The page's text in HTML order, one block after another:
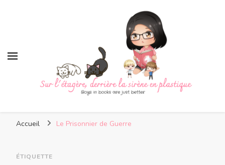
sirène en plastique
Accueil Le Prisonnier de Guerre
ÉTIQUETTE